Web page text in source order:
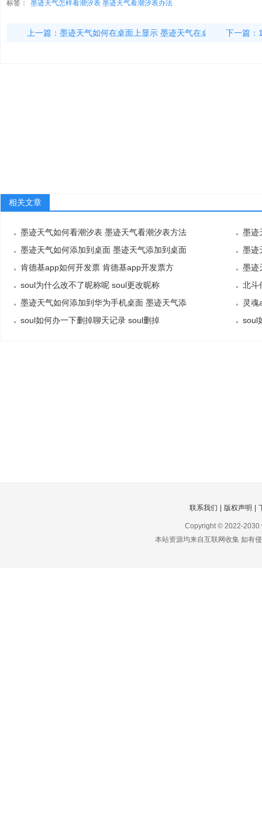
标签： 墨迹天气怎样看潮汐表 墨迹天气看潮汐表办法
上一篇： 墨迹天气如何在桌面上显示 墨迹天气在桌面上显下一篇：
相关文章
墨迹天气如何看潮汐表 墨迹天气看潮汐表方法
墨迹
显
墨迹天气如何添加到桌面 墨迹天气添加到桌面
方
墨迹
肯德基app如何开发票 肯德基app开发票方
墨迹
汐
soul为什么改不了昵称呢 soul更改昵称
北斗
墨迹天气如何添加到华为手机桌面 墨迹天气添
加
灵魂
soul如何办一下删掉聊天记录 soul删掉
soul
联系我们 版权声明
Copyright © 2022-2030
本站资源均来自互联网收集 如有